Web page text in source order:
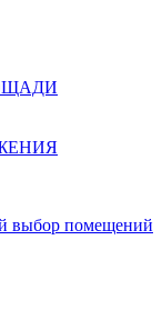
выбор помещений